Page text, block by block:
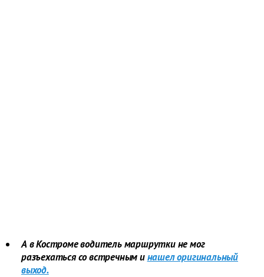
А в Костроме водитель маршрутки не мог
разъехаться со встречным инашел оригинальный
выход.